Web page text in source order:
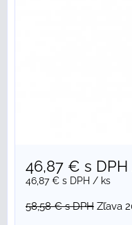
46,87 € s DPH
46,87 € s DPH / ks
58,58 €s DPH Zľava